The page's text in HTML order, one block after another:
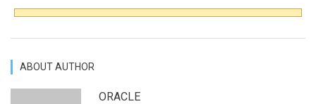
ABOUT AUTHOR
ORACLE